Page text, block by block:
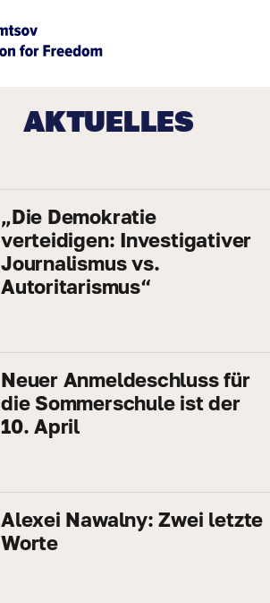
AKTUELLES
„Die Demokratie
verteidigen: Investigativer
Journalismus vs.
Autoritarismus“
Neuer Anmeldeschluss für
die Sommerschule ist der
10. April
Alexei Nawalny: Zwei letzte
Worte